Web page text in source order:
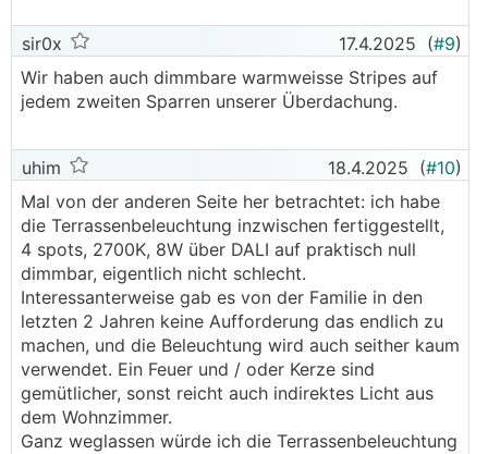
sir0x 17.4.2025 (#9)
Wir haben auch dimmbare warmweisse Stripes auf
jedem zweiten Sparren unserer Überdachung.
uhim 18.4.2025 (#10)
Mal von der anderen Seite her betrachtet: ich habe
die Terrassenbeleuchtung inzwischen fertiggestellt,
4 spots, 2700K, 8W über DALI auf praktisch null
dimmbar, eigentlich nicht schlecht.
Interessanterweise gab es von der Familie in den
letzten 2 Jahren keine Aufforderung das endlich zu
machen, und die Beleuchtung wird auch seither kaum
verwendet. Ein Feuer und / oder Kerze sind
gemütlicher, sonst reicht auch indirektes Licht aus
dem Wohnzimmer.
Ganz weglassen würde ich die Terrassenbeleuchtung